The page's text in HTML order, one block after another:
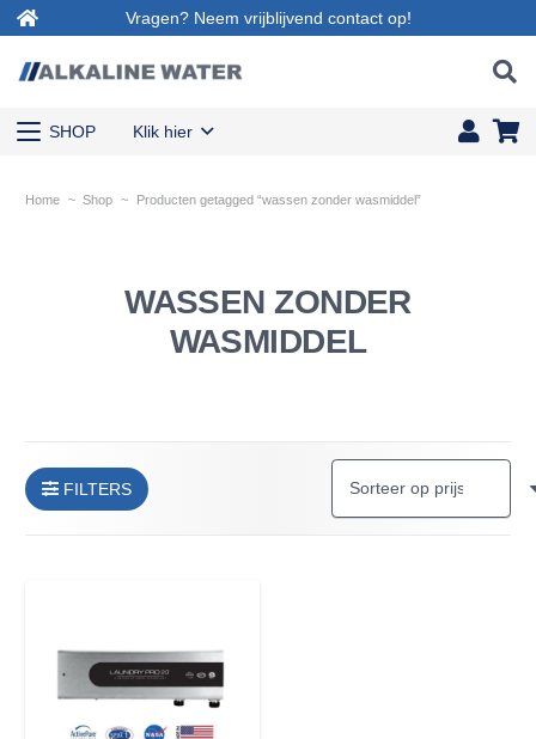
Vragen? Neem vrijblijvend contact op!
SHOP Klik hier
Home ~ Shop ~ Producten getagged “wassen zonder wasmiddel”
WASSEN ZONDER
WASMIDDEL
FILTERS